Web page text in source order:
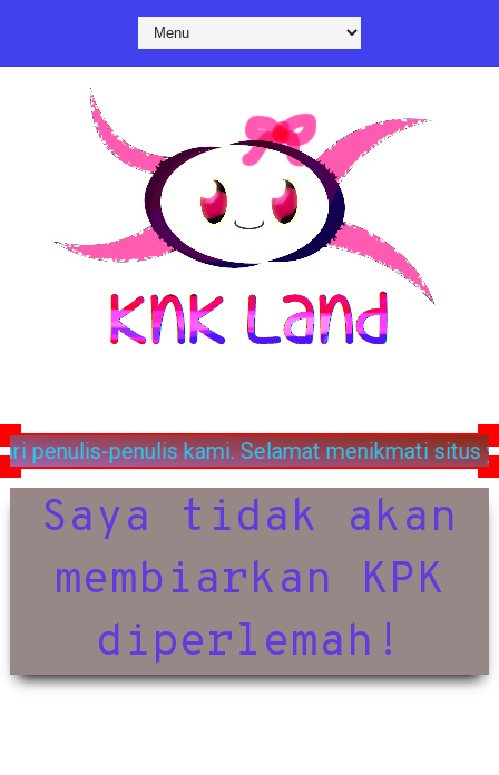
menikmati situs yang hidup ini.
Saya tidak akan
membiarkan KPK
diperlemah!